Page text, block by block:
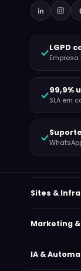
LGPD
Empresa
99,9%
SLA em
Sites &
Marketing
IA &